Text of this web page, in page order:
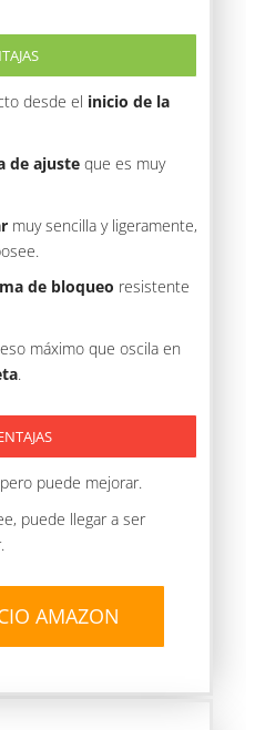
desde el inicio de la
de ajusteque es muy
muy sencilla y ligeramente,
de bloqueo resistente
máximo que oscila en
.
puede mejorar.
puede llegar a ser
AMAZON